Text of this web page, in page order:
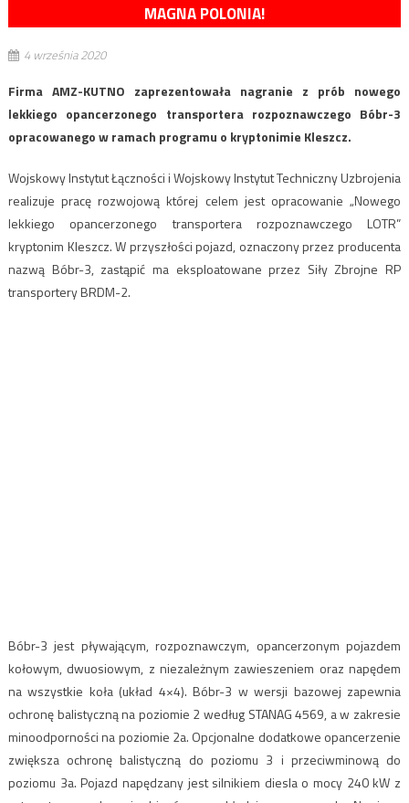
MAGNA POLONIA!
4 września 2020
Firma AMZ-KUTNO zaprezentowała nagranie z prób nowego
lekkiego opancerzonego transportera rozpoznawczego Bóbr-3
opracowanego w ramach programu o kryptonimie Kleszcz.
Wojskowy Instytut Łączności i Wojskowy Instytut Techniczny Uzbrojenia
realizuje pracę rozwojową której celem jest opracowanie „Nowego
lekkiego opancerzonego transportera rozpoznawczego LOTR”
kryptonim Kleszcz. W przyszłości pojazd, oznaczony przez producenta
nazwą Bóbr-3, zastąpić ma eksploatowane przez Siły Zbrojne RP
transportery BRDM-2.
Bóbr-3 jest pływającym, rozpoznawczym, opancerzonym pojazdem
kołowym, dwuosiowym, z niezależnym zawieszeniem oraz napędem
na wszystkie koła (układ 4×4). Bóbr-3 w wersji bazowej zapewnia
ochronę balistyczną na poziomie 2 według STANAG 4569, a w zakresie
minoodporności na poziomie 2a. Opcjonalne dodatkowe opancerzenie
zwiększa ochronę balistyczną do poziomu 3 i przeciwminową do
poziomu 3a. Pojazd napędzany jest silnikiem diesla o mocy 240 kW z